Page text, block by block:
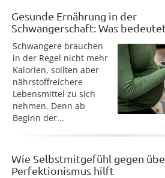
Gesunde Ernährung in der
Schwangerschaft: Was
Schwangere brauchen
in der Regel nicht mehr
Kalorien, sollten aber
nährstoffreichere
Lebensmittel zu sich
nehmen. Denn ab
Beginn der...
Wie Selbstmitgefühl gegen
Perfektionismus hilft